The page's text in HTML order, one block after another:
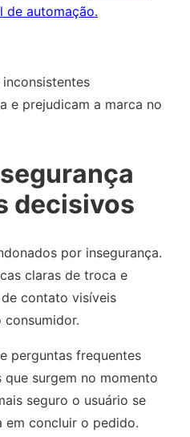
de automação.
e prejudicam a marca no
decisivos
por insegurança.
claras de troca e
contato visíveis
consumidor.
perguntas frequentes
surgem no momento
seguro o usuário se
em concluir o pedido.